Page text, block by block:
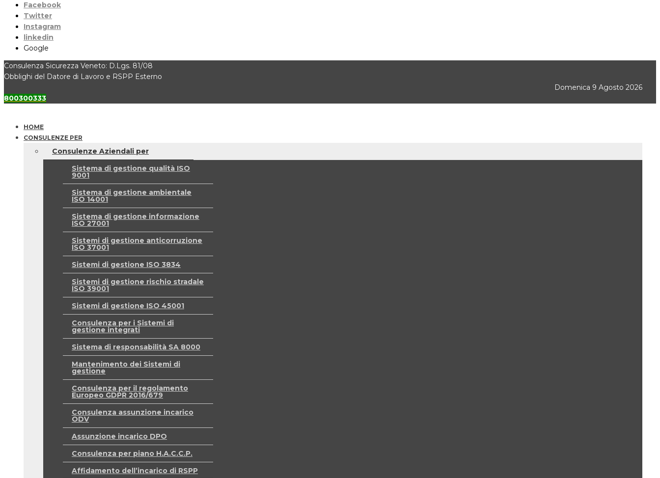
Facebook
Twitter
Instagram
linkedin
Google
Consulenza Sicurezza Veneto: D.Lgs. 81/08
Obblighi del Datore di Lavoro e RSPP Esterno
Domenica 9 Agosto 2026
800300333
HOME
CONSULENZE PER
Consulenze Aziendali per
Sistema di gestione qualità ISO
9001
Sistema di gestione ambientale
ISO 14001
Sistema di gestione informazione
ISO 27001
Sistemi di gestione anticorruzione
ISO 37001
Sistemi di gestione ISO 3834
Sistemi di gestione rischio stradale
ISO 39001
Sistemi di gestione ISO 45001
Consulenza per i Sistemi di
gestione integrati
Sistema di responsabilità SA 8000
Mantenimento dei Sistemi di
gestione
Consulenza per il regolamento
Europeo GDPR 2016/679
Consulenza assunzione incarico
ODV
Assunzione incarico DPO
Consulenza per piano H.A.C.C.P.
Affidamento dell’incarico di RSPP